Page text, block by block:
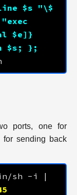
$s "\$
$e]}
$s; };
ports, one for
sending back
sh -i |